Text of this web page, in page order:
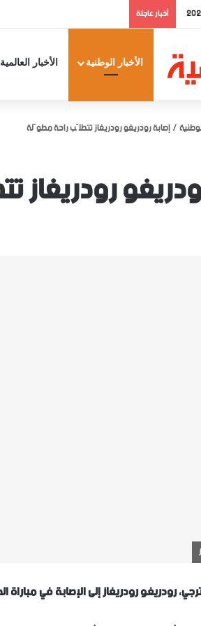
أخبار عاجلة
الأخبار الوطنية الأخبار العالمية
/إصابة رودريغو رودريغاز تتطلّب راحة مطوّلة
رودريغو رودريغاز إلى الإصابة في مباراة